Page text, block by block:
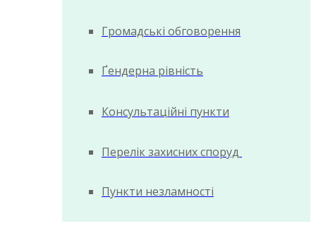
Громадські обговорення
Ґендерна рівність
Консультаційні пункти
Перелік захисних споруд
Пункти незламності